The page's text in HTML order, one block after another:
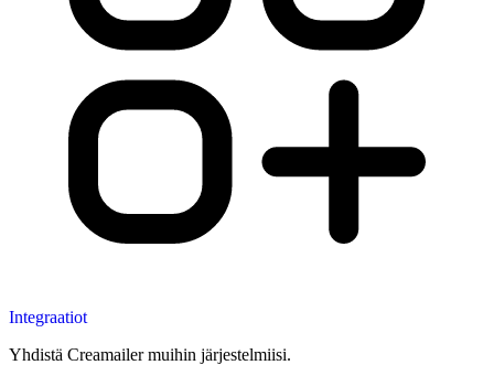
Integraatiot
Yhdistä Creamailer muihin järjestelmiisi.